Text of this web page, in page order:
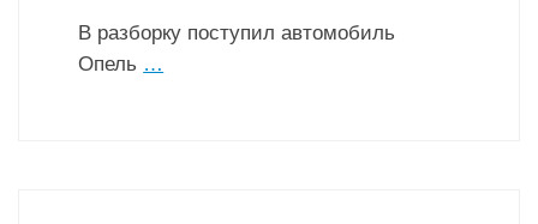
В разборку поступил автомобиль
Опель …